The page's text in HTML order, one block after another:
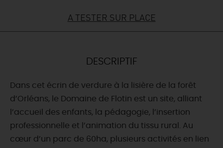
DEMAIN
CE WEEK-END
A TESTER SUR PLACE
DESCRIPTIF
Dans cet écrin de verdure à la lisière de la forêt
d’Orléans, le Domaine de Flotin est un site, alliant
l’accueil des enfants, la pédagogie, l’insertion
professionnelle et l’animation du tissu rural. Au
cœur d’un parc de 60ha, plusieurs activités en lien